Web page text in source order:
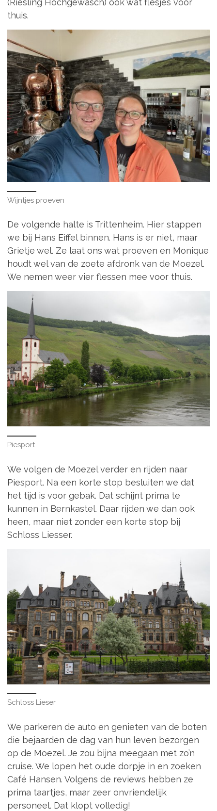
(Riesling Hochgewäsch) ook wat flesjes voor
thuis.
Wijntjes proeven
De volgende halte is Trittenheim. Hier stappen
we bij Hans Eiffel binnen. Hans is er niet, maar
Grietje wel. Ze laat ons wat proeven en Monique
houdt wel van de zoete afdronk van de Moezel.
We nemen weer vier flessen mee voor thuis.
Piesport
We volgen de Moezel verder en rijden naar
Piesport. Na een korte stop besluiten we dat
het tijd is voor gebak. Dat schijnt prima te
kunnen in Bernkastel. Daar rijden we dan ook
heen, maar niet zonder een korte stop bij
Schloss Liesser.
Schloss Lieser
We parkeren de auto en genieten van de boten
die bejaarden de dag van hun leven bezorgen
op de Moezel. Je zou bijna meegaan met zo’n
cruise. We lopen het oude dorpje in en zoeken
Café Hansen. Volgens de reviews hebben ze
prima taartjes, maar zeer onvriendelijk
personeel. Dat klopt volledig!